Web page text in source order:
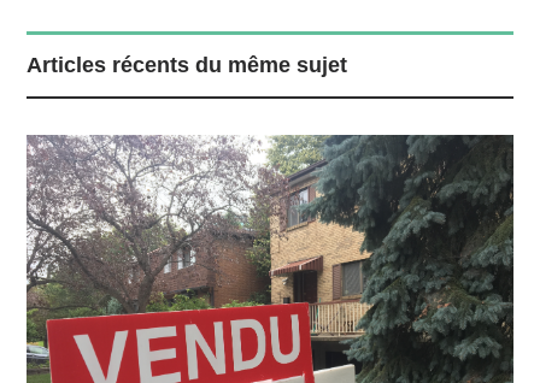
Articles récents du même sujet